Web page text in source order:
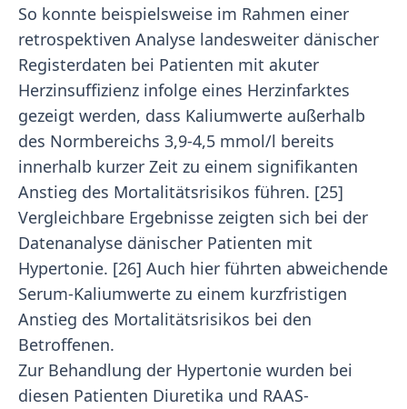
So konnte beispielsweise im Rahmen einer
retrospektiven Analyse landesweiter dänischer
Registerdaten bei Patienten mit akuter
Herzinsuffizienz infolge eines Herzinfarktes
gezeigt werden, dass Kaliumwerte außerhalb
des Normbereichs 3,9-4,5 mmol/l bereits
innerhalb kurzer Zeit zu einem signifikanten
Anstieg des Mortalitätsrisikos führen. [25]
Vergleichbare Ergebnisse zeigten sich bei der
Datenanalyse dänischer Patienten mit
Hypertonie. [26] Auch hier führten abweichende
Serum-Kaliumwerte zu einem kurzfristigen
Anstieg des Mortalitätsrisikos bei den
Betroffenen.
Zur Behandlung der Hypertonie wurden bei
diesen Patienten Diuretika und RAAS-